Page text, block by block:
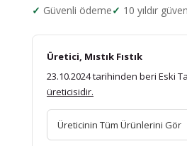
Güvenli ödeme 10 yıldır
Üretici, Mıstık Fıstık
23.10.2024 tarihinden beri Eski
üreticisidir.
Üreticinin Tüm Ürünlerini Gör